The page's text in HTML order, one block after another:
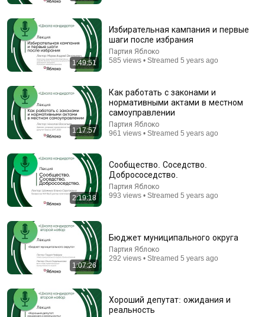
политику в спорте, Россию, гимнасток и деньги
Респиратор Бабушкина • 1.4M views
1:49:51
Избирательная кампания и первые
шаги после избрания
Партия Яблоко
585 views • Streamed 5 years ago
1:17:57
Как работать с законами и
нормативными актами в местном
самоуправлении
Партия Яблоко
961 views • Streamed 5 years ago
2:19:18
Сообщество. Соседство.
Добрососедство.
Партия Яблоко
993 views • Streamed 5 years ago
1:07:26
Бюджет муниципального округа
Партия Яблоко
292 views • Streamed 5 years ago
Хороший депутат: ожидания и
реальность